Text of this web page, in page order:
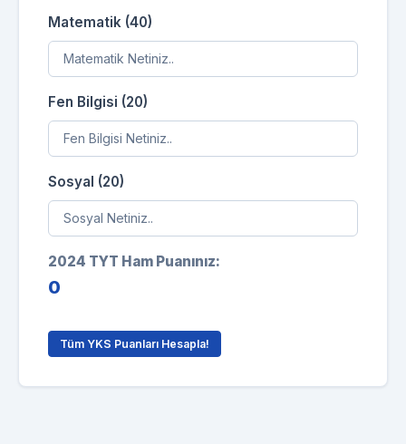
Matematik (40)
Fen Bilgisi (20)
Sosyal (20)
2024 TYT Ham Puanınız:
0
Tüm YKS Puanları Hesapla!